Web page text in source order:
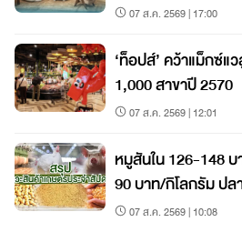
07 ส.ค. 2569 | 17:00
‘ท็อปส์’ คว้าแม็กซ์แ
1,000 สาขาปี 2570
07 ส.ค. 2569 | 12:01
หมูสันใน 126-148
90 บาท/กิโลกรัม ป
กิโลกรัม
07 ส.ค. 2569 | 10:08